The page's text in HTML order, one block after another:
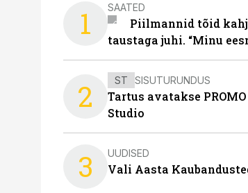
1 SAATED
Piilmannid tõid
taustaga juhi. “Minu
2 ST SISUTURUNDUS
Tartus avatakse
Studio
3 UUDISED
Vali Aasta